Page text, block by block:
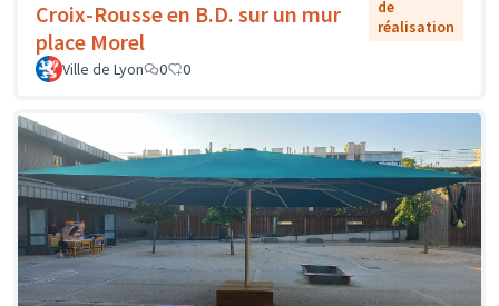
Croix-Rousse en B.D. sur un mur
place Morel
de
réalisation
Ville de Lyon 0 0